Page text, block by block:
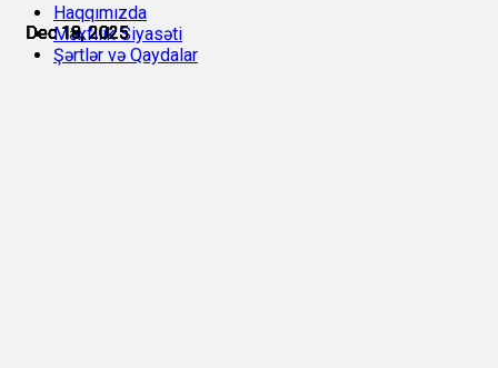
Dec 18, 2025
Dec 18, 2025
Dec 18, 2025
Dec 18, 2025
Dec 19, 2025
Dec 19, 2025
Haqqımızda
Məxfilik Siyasəti
Şərtlər və Qaydalar